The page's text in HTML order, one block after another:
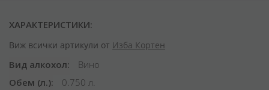
ХАРАКТЕРИСТИКИ:
Виж всички артикули от Изба Кортен
Вид алкохол
Вино
Обем (л.)
0.750 л.